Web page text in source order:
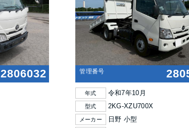
2806032 管理番号
年式 令和7年10月
型式 2KG-XZU700X
メーカー 日野 小型